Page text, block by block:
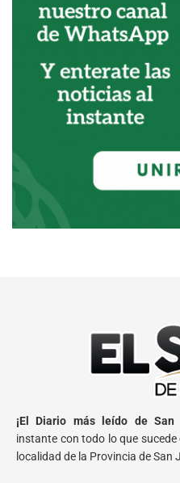
¡El Diario más leído de San
instante con todo lo que
localidad de la Provincia de San